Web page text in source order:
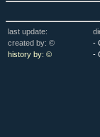
last update:
created by: ©
-
history by: ©
-